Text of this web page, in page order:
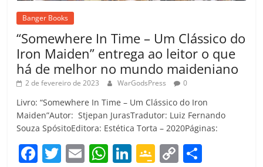
Banger Books
“Somewhere In Time – Um Clássico do
Iron Maiden” entrega ao leitor o que
há de melhor no mundo maideniano
2 de fevereiro de 2023 WarGodsPress 0
Livro: “Somewhere In Time – Um Clássico do Iron
Maiden”Autor: Stjepan JurasTradutor: Luiz Fernando
Souza SpósitoEditora: Estética Torta – 2020Páginas:
F T E W Li G C